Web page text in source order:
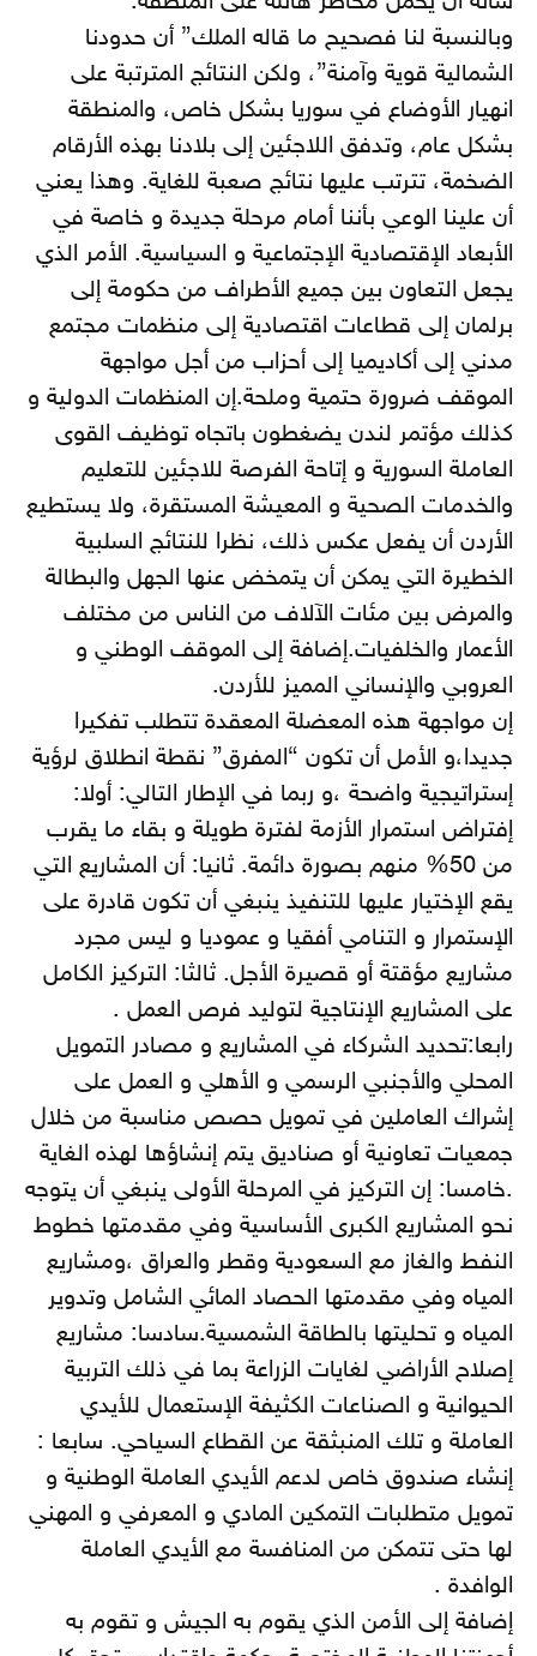
وبالنسبة لنا فصحيح ما قاله الملك” أن حدودنا
الشمالية قوية وآمنة”، ولكن النتائج المترتبة على
انهيار الأوضاع في سوريا بشكل خاص، والمنطقة
بشكل عام، وتدفق اللاجئين إلى بلادنا بهذه الأرقام
الضخمة، تترتب عليها نتائج صعبة للغاية. وهذا يعني
أن علينا الوعي بأننا أمام مرحلة جديدة و خاصة في
الأبعاد الإقتصادية الإجتماعية و السياسية. الأمر الذي
يجعل التعاون بين جميع الأطراف من حكومة إلى
برلمان إلى قطاعات اقتصادية إلى منظمات مجتمع
مدني إلى أكاديميا إلى أحزاب من أجل مواجهة
الموقف ضرورة حتمية وملحة.إن المنظمات الدولية و
كذلك مؤتمر لندن يضغطون باتجاه توظيف القوى
العاملة السورية و إتاحة الفرصة للاجئين للتعليم
والخدمات الصحية و المعيشة المستقرة، ولا يستطيع
الأردن أن يفعل عكس ذلك، نظرا للنتائج السلبية
الخطيرة التي يمكن أن يتمخض عنها الجهل والبطالة
والمرض بين مئات الآلاف من الناس من مختلف
الأعمار والخلفيات.إضافة إلى الموقف الوطني و
العروبي والإنساني المميز للأردن.
إن مواجهة هذه المعضلة المعقدة تتطلب تفكيرا
جديدا،و الأمل أن تكون “المفرق” نقطة انطلاق لرؤية
إستراتيجية واضحة ،و ربما في الإطار التالي: أولا:
إفتراض استمرار الأزمة لفترة طويلة و بقاء ما يقرب
من 50% منهم بصورة دائمة. ثانيا: أن المشاريع التي
يقع الإختيار عليها للتنفيذ ينبغي أن تكون قادرة على
الإستمرار و التنامي أفقيا و عموديا و ليس مجرد
مشاريع مؤقتة أو قصيرة الأجل. ثالثا: التركيز الكامل
على المشاريع الإنتاجية لتوليد فرص العمل .
رابعا:تحديد الشركاء في المشاريع و مصادر التمويل
المحلي والأجنبي الرسمي و الأهلي و العمل على
إشراك العاملين في تمويل حصص مناسبة من خلال
جمعيات تعاونية أو صناديق يتم إنشاؤها لهذه الغاية
.خامسا: إن التركيز في المرحلة الأولى ينبغي أن يتوجه
نحو المشاريع الكبرى الأساسية وفي مقدمتها خطوط
النفط والغاز مع السعودية وقطر والعراق ،ومشاريع
المياه وفي مقدمتها الحصاد المائي الشامل وتدوير
المياه و تحليتها بالطاقة الشمسية.سادسا: مشاريع
إصلاح الأراضي لغايات الزراعة بما في ذلك التربية
الحيوانية و الصناعات الكثيفة الإستعمال للأيدي
العاملة و تلك المنبثقة عن القطاع السياحي. سابعا :
إنشاء صندوق خاص لدعم الأيدي العاملة الوطنية و
تمويل متطلبات التمكين المادي و المعرفي و المهني
لها حتى تتمكن من المنافسة مع الأيدي العاملة
الوافدة .
إضافة إلى الأمن الذي يقوم به الجيش و تقوم به